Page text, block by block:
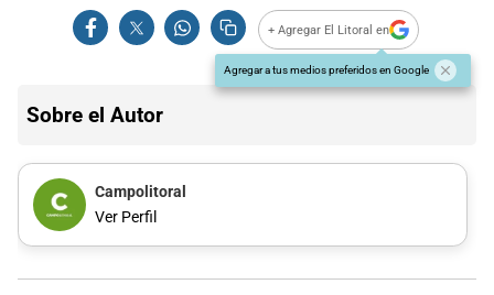
+ Agregar El Litoral en
Agregar a tus medios preferidos en Google
Sobre el Autor
Campolitoral
Ver Perfil